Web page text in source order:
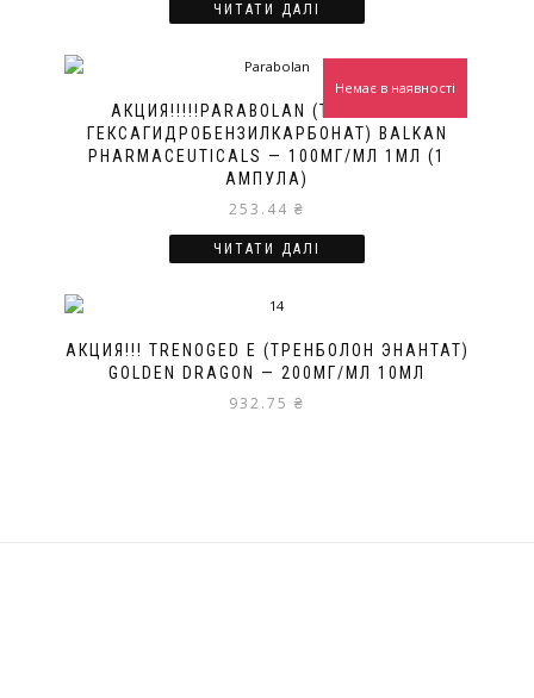
ЧИТАТИ ДАЛІ
АКЦИЯ!!!!!PARABOLAN (ТРЕНБОЛОН
ГЕКСАГИДРОБЕНЗИЛКАРБОНАТ) BALKAN
PHARMACEUTICALS — 100МГ/МЛ 1МЛ (1
АМПУЛА)
253.44 ₴
Немає в наявності
ЧИТАТИ ДАЛІ
АКЦИЯ!!! TRENOGED E (ТРЕНБОЛОН ЭНАНТАТ)
GOLDEN DRAGON — 200МГ/МЛ 10МЛ
932.75 ₴